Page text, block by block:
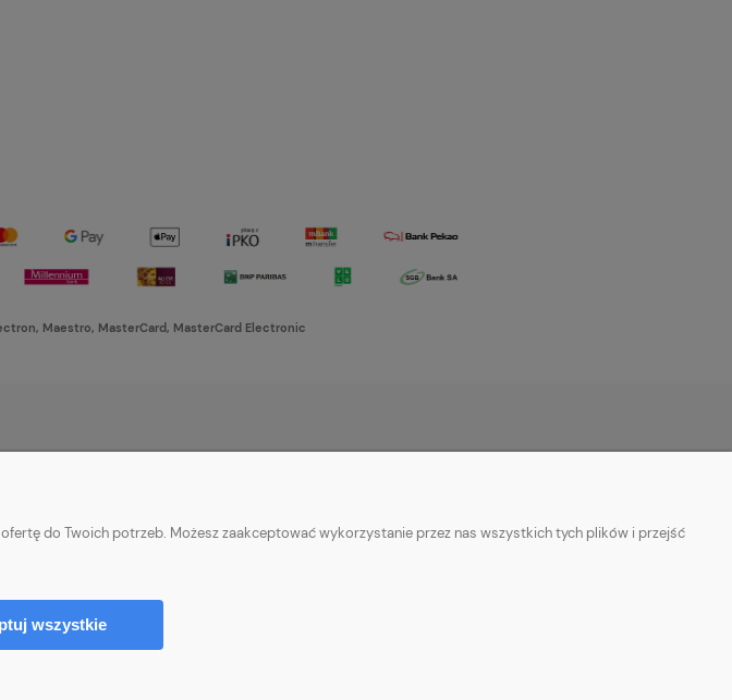
Maestro, MasterCard, MasterCard Electronic
Polityka prywatności
O firmie
do Twoich potrzeb. Możesz zaakceptować wykorzystanie przez nas wszystkich tych plików i przejść
wszystkie